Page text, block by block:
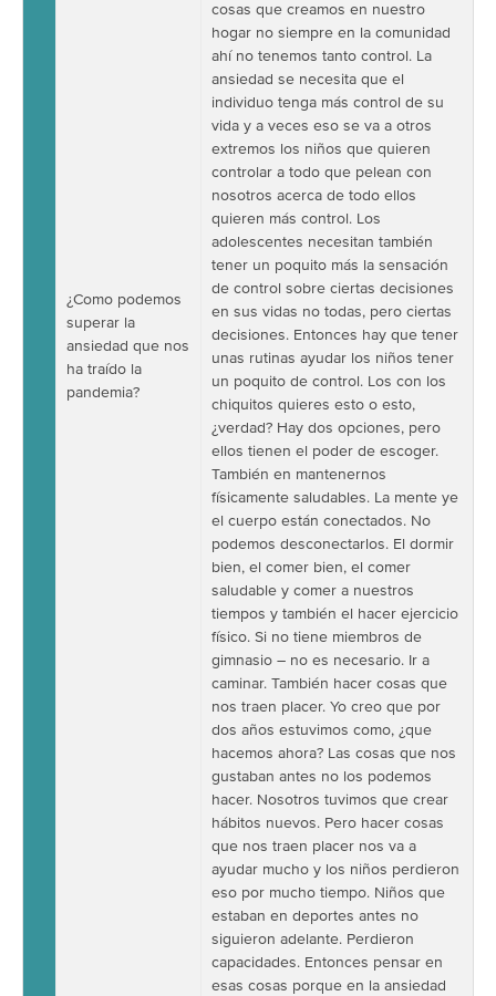
¿Como podemos
superar la
ansiedad que nos
ha traído la
pandemia?
cosas que creamos en nuestro
hogar no siempre en la comunidad
ahí no tenemos tanto control. La
ansiedad se necesita que el
individuo tenga más control de su
vida y a veces eso se va a otros
extremos los niños que quieren
controlar a todo que pelean con
nosotros acerca de todo ellos
quieren más control. Los
adolescentes necesitan también
tener un poquito más la sensación
de control sobre ciertas decisiones
en sus vidas no todas, pero ciertas
decisiones. Entonces hay que tener
unas rutinas ayudar los niños tener
un poquito de control. Los con los
chiquitos quieres esto o esto,
¿verdad? Hay dos opciones, pero
ellos tienen el poder de escoger.
También en mantenernos
físicamente saludables. La mente ye
el cuerpo están conectados. No
podemos desconectarlos. El dormir
bien, el comer bien, el comer
saludable y comer a nuestros
tiempos y también el hacer ejercicio
físico. Si no tiene miembros de
gimnasio – no es necesario. Ir a
caminar. También hacer cosas que
nos traen placer. Yo creo que por
dos años estuvimos como, ¿que
hacemos ahora? Las cosas que nos
gustaban antes no los podemos
hacer. Nosotros tuvimos que crear
hábitos nuevos. Pero hacer cosas
que nos traen placer nos va a
ayudar mucho y los niños perdieron
eso por mucho tiempo. Niños que
estaban en deportes antes no
siguieron adelante. Perdieron
capacidades. Entonces pensar en
esas cosas porque en la ansiedad